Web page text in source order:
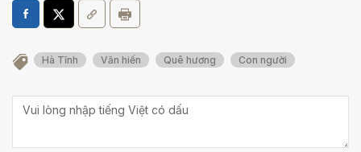
Hà Tĩnh Văn hiến Quê hương Con người